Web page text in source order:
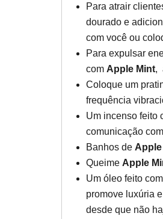
Para atrair
dourado e
com você ou
Para expulsar
com Apple Mint,
Coloque um
frequência
Um incenso feito
comunicação
Banhos de
Queime Apple
Um óleo feito com
promove luxúria
desde que não